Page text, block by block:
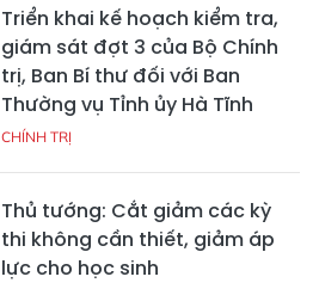
Triển khai kế hoạch kiểm tra,
giám sát đợt 3 của Bộ Chính
trị, Ban Bí thư đối với Ban
Thường vụ Tỉnh ủy Hà Tĩnh
CHÍNH TRỊ
Thủ tướng: Cắt giảm các kỳ
thi không cần thiết, giảm áp
lực cho học sinh